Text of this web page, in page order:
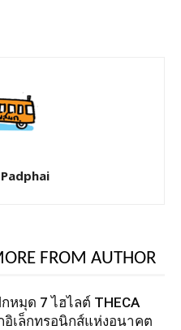
FROM AUTHOR
หมุด 7 ไฮไลต์ THECA
อิเล็กทรอนิกส์แห่งอนาคต